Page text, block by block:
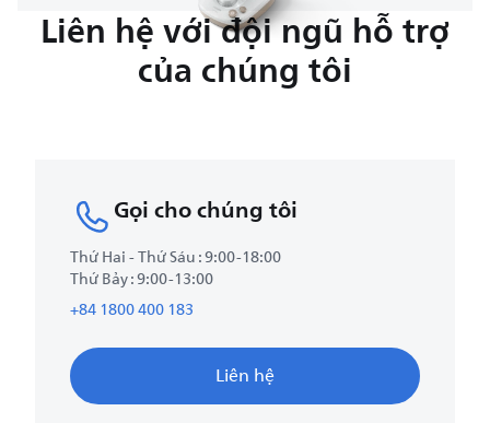
Liên hệ với đội ngũ hỗ trợ
của chúng tôi
Gọi cho chúng tôi
Thứ Hai - Thứ Sáu : 9:00-18:00
Thứ Bảy : 9:00-13:00
+84 1800 400 183
Liên hệ